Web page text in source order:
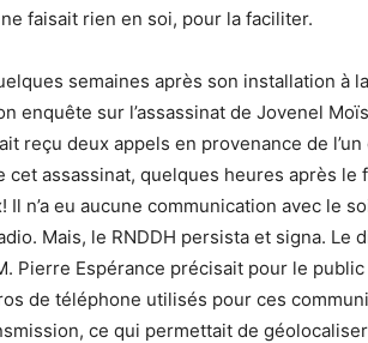
faisait rien en soi, pour la faciliter.
semaines après son installation à
enquête sur l’assassinat de Jovenel
reçu deux appels en provenance de
cet assassinat, quelques heures après le
Il n’a eu aucune communication avec le
Mais, le RNDDH persista et signa. Le
Pierre Espérance précisait pour le
de téléphone utilisés pour ces
ce qui permettait de